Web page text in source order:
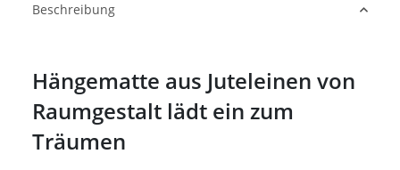
Beschreibung
Hängematte aus Juteleinen von
Raumgestalt lädt ein zum
Träumen